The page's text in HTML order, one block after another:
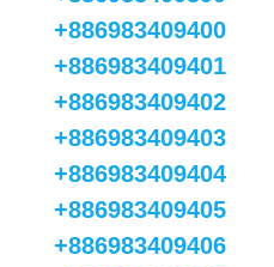
+886983409400
+886983409401
+886983409402
+886983409403
+886983409404
+886983409405
+886983409406